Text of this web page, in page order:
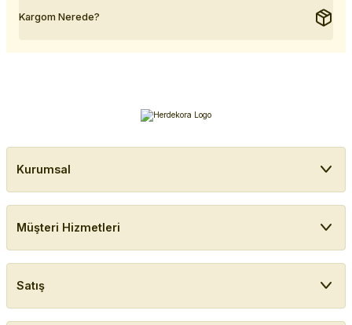
Kargom Nerede?
Kurumsal
Müşteri Hizmetleri
Satış